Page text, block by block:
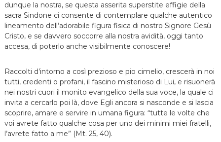
dunque la nostra, se questa asserita superstite effigie della
sacra Sindone ci consente di contemplare qualche autentico
lineamento dell’adorabile figura fisica di nostro Signore Gesù
Cristo, e se davvero soccorre alla nostra avidità, oggi tanto
accesa, di poterlo anche visibilmente conoscere!
Raccolti d’intorno a così prezioso e pio cimelio, crescerà in noi
tutti, credenti o profani, il fascino misterioso di Lui, e risuonerà
nei nostri cuori il monito evangelico della sua voce, la quale ci
invita a cercarlo poi là, dove Egli ancora si nasconde e si lascia
scoprire, amare e servire in umana figura: “tutte le volte che
voi avrete fatto qualche cosa per uno dei minimi miei fratelli,
l’avrete fatto a me” (Mt. 25, 40).